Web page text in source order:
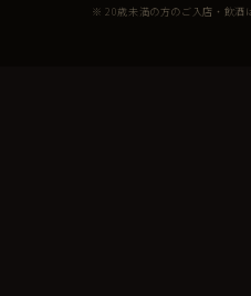
※ 20歳未満の方のご入店・飲酒